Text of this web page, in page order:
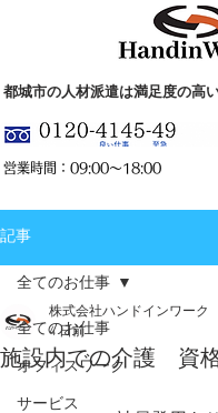
都城市の人材派遣は満足度の高
​営業時間：09:00～18:00
記事
全てのお仕事
オフィスワーク
サービス
全てのお仕事
施設内での介護 資
株式会社ハンドインワーク
4 日前